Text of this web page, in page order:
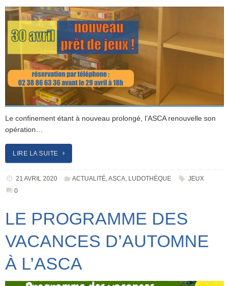
Le confinement étant à nouveau prolongé, l’ASCA renouvelle son
opération…
LIRE LA SUITE
21 AVRIL 2020 ACTUALITÉ,ASCA, LUDOTHÈQUE
JEUX
0
LE PROGRAMME DES
VACANCES D’AUTOMNE
À L’ASCA